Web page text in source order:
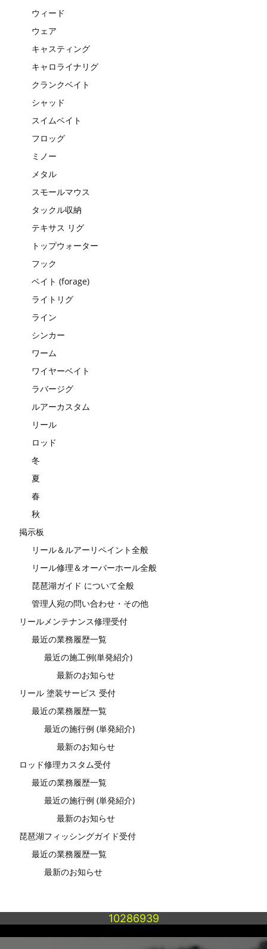
ウィード
ウェア
キャスティング
キャロライナリグ
クランクベイト
シャッド
スイムベイト
フロッグ
ミノー
メタル
スモールマウス
タックル収納
テキサス リグ
トップウォーター
フック
ベイト (forage)
ライトリグ
ライン
シンカー
ワーム
ワイヤーベイト
ラバージグ
ルアーカスタム
リール
ロッド
冬
夏
春
秋
掲示板
リール＆ルアーリペイント全般
リール修理＆オーバーホール全般
琵琶湖ガイド について全般
管理人宛の問い合わせ・その他
リールメンテナンス修理受付
最近の業務履歴一覧
最近の施工例(単発紹介)
最新のお知らせ
リール 塗装サービス 受付
最近の業務履歴一覧
最近の施行例 (単発紹介)
最新のお知らせ
ロッド修理カスタム受付
最近の業務履歴一覧
最近の施行例 (単発紹介)
最新のお知らせ
琵琶湖フィッシングガイド受付
最近の業務履歴一覧
最新のお知らせ
10286939